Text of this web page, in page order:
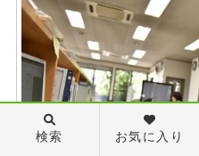
検索 お気に入り